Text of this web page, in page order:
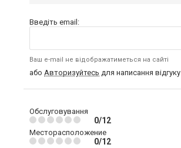
Введіть email:
Ваш e-mail не відображатиметься на сайті
або Авторизуйтесь для написання відгуку
Обслуговування
0/12
Месторасположение
0/12